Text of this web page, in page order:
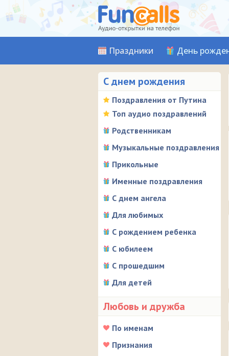
Праздники День
С днем рождения
Поздравления от Путина
Топ аудио поздравлений
Родственникам
Музыкальные поздравления
Прикольные
Именные поздравления
С днем ангела
Для любимых
С рождением ребенка
С юбилеем
С прошедшим
Для детей
Любовь и дружба
По именам
Признания